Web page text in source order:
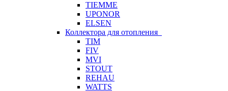
TIEMME
UPONOR
ELSEN
Коллектора для отопления
TIM
FIV
MVI
STOUT
REHAU
WATTS